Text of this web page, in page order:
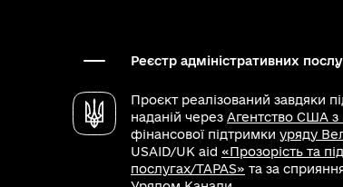
Реєстр адміністративних
Проєкт реалізований завдяки
наданій через Агентство США з
фінансової підтримки уряду
USAID/UK aid «Прозорість та
послугах/TAPAS» та за